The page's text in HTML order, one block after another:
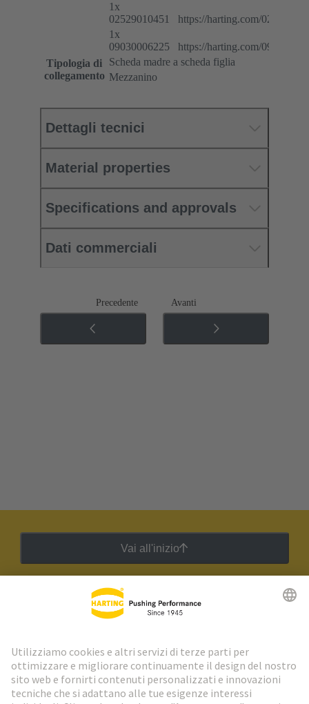
1x
02529010451 https://harting.com/
1x
09030006225 https://harting.com/
Tipologia di
collegamento
Scheda madre a scheda figlia
Mezzanino
Dettagli tecnici
Material properties
Specifications and approvals
Dati commerciali
Precedente Avanti
Vai all'inizio
Newsletter HARTING
Vai al registrazione